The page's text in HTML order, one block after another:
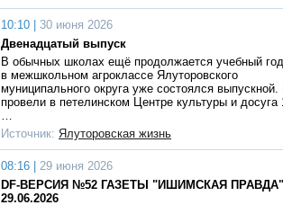
10:10 |
30 июня 2026
Двенадцатый выпуск
В обычных школах ещё продолжается учебный
в межшкольном агроклассе Ялуторовского
муниципального округа уже состоялся выпускной.
провели в петелинском Центре культуры и досуга
…
Источник: Ялуторовская жизнь
08:16 |
29 июня 2026
DF-ВЕРСИЯ №52 ГАЗЕТЫ "ИШИМСКАЯ ПРАВДА"
29.06.2026